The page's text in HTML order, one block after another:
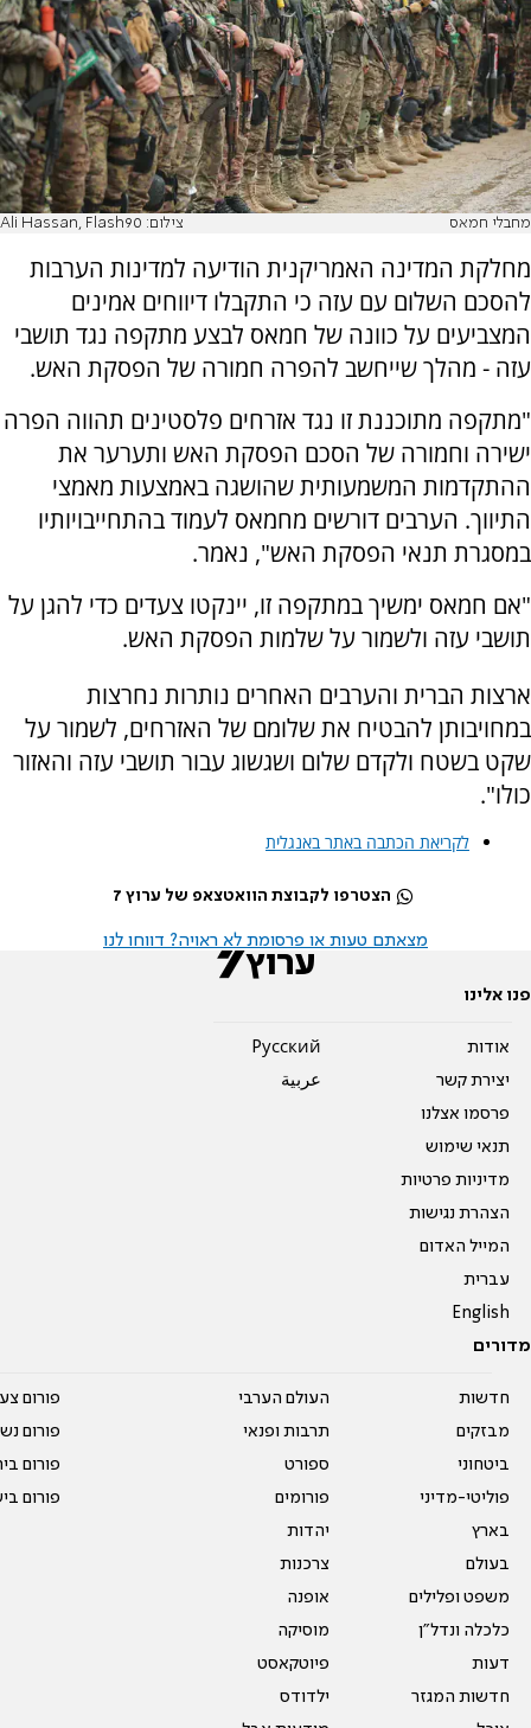
מחבלי חמאס צילום: Ali Hassan, Flash90
מחלקת המדינה האמריקנית הודיעה למדינות הערבות
להסכם השלום עם עזה כי התקבלו דיווחים אמינים
המצביעים על כוונה של חמאס לבצע מתקפה נגד תושבי
עזה - מהלך שייחשב להפרה חמורה של הפסקת האש.
"מתקפה מתוכננת זו נגד אזרחים פלסטינים תהווה הפרה
ישירה וחמורה של הסכם הפסקת האש ותערער את
ההתקדמות המשמעותית שהושגה באמצעות מאמצי
התיווך. הערבים דורשים מחמאס לעמוד בהתחייבויותיו
במסגרת תנאי הפסקת האש", נאמר.
"אם חמאס ימשיך במתקפה זו, יינקטו צעדים כדי להגן על
תושבי עזה ולשמור על שלמות הפסקת האש.
ארצות הברית והערבים האחרים נותרות נחרצות
במחויבותן להבטיח את שלומם של האזרחים, לשמור על
שקט בשטח ולקדם שלום ושגשוג עבור תושבי עזה והאזור
כולו".
לקריאת הכתבה באתר באנגלית
הצטרפו לקבוצת הוואטצאפ של ערוץ 7
מצאתם טעות או פרסומת לא ראויה? דווחו לנו
פנו אלינו
אודות
יצירת קשר
פרסמו אצלנו
תנאי שימוש
מדיניות פרטיות
הצהרת נגישות
המייל האדום
עברית
English
Pусский
عربية
מדורים
חדשות
מבזקים
ביטחוני
פוליטי-מדיני
בארץ
בעולם
משפט ופלילים
כלכלה ונדל"ן
דעות
חדשות המגזר
העולם הערבי
תרבות ופנאי
ספורט
פורומים
יהדות
צרכנות
אופנה
מוסיקה
פיוטקאסט
ילדודס
פורום
פורום
פורום
פורום